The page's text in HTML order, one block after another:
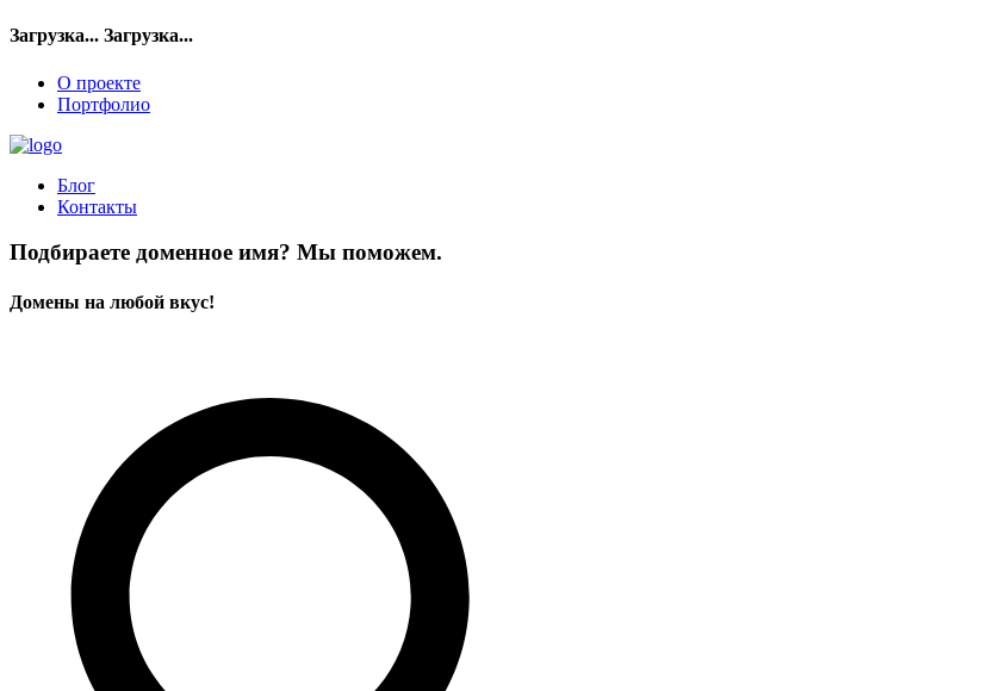
Загрузка... Загрузка...
О проекте
Портфолио
Блог
Контакты
Подбираете доменное имя? Мы поможем.
Домены на любой вкус!